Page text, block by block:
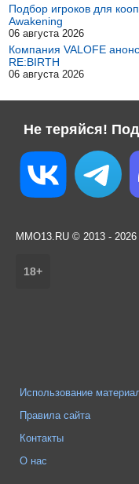
Подбор игроков для
Awakening
06 августа 2026
Компания VALOFE
RE:BIRTH
06 августа 2026
Не теряйся!
MMO13.RU © 2013 - 2026
18+
Использование
Правила сайта
Контакты
О нас